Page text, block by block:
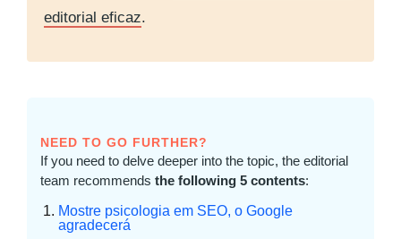
editorial eficaz.
NEED TO GO FURTHER?
If you need to delve deeper into the topic, the editorial
team recommends the following 5 contents:
Mostre psicologia em SEO, o Google
agradecerá